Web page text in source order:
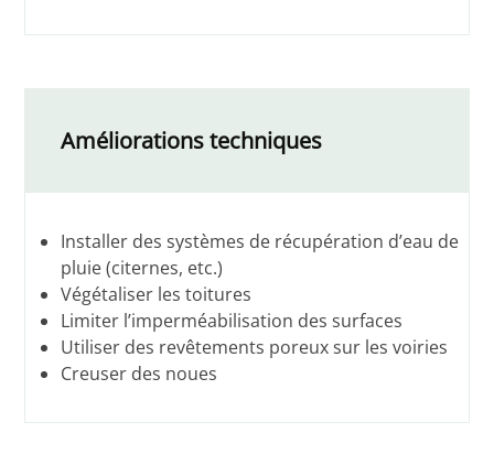
Améliorations techniques
Installer des systèmes de récupération d’eau de
pluie (citernes, etc.)
Végétaliser les toitures
Limiter l’imperméabilisation des surfaces
Utiliser des revêtements poreux sur les voiries
Creuser des noues